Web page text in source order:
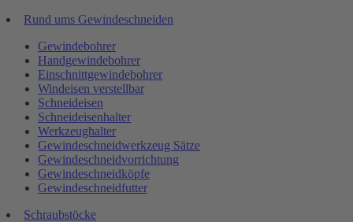
Rund ums Gewindeschneiden
Gewindebohrer
Handgewindebohrer
Einschnittgewindebohrer
Windeisen verstellbar
Schneideisen
Schneideisenhalter
Werkzeughalter
Gewindeschneidwerkzeug Sätze
Gewindeschneidvorrichtung
Gewindeschneidköpfe
Gewindeschneidfutter
Schraubstöcke